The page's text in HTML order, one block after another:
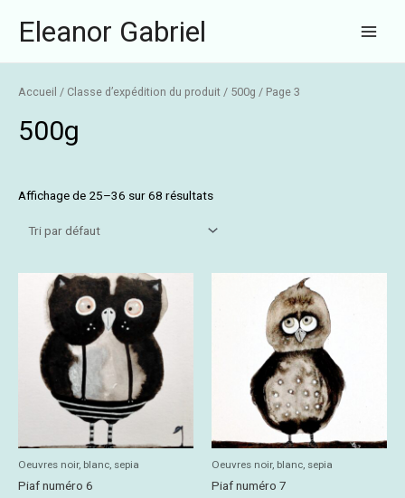
contenuEleanor Gabriel
Accueil / Classe d’expédition du produit / 500g / Page 3
500g
Affichage de 25–36 sur 68 résultats
Oeuvres noir, blanc, sepia
Piaf numéro 6
Oeuvres noir, blanc, sepia
Piaf numéro 7